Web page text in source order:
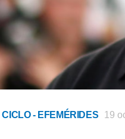
CICLO - EFEMÉRIDES 19